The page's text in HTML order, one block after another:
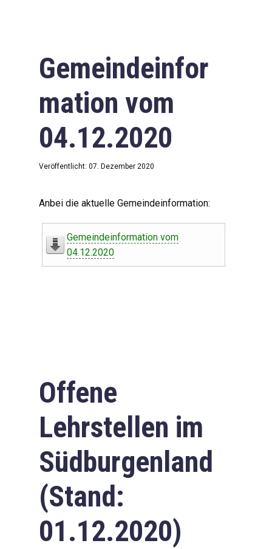
Gemeindeinfor
mation vom
04.12.2020
Veröffentlicht: 07. Dezember 2020
Anbei die aktuelle Gemeindeinformation:
Gemeindeinformation vom
04.12.2020
Offene
Lehrstellen im
Südburgenland
(Stand:
01.12.2020)